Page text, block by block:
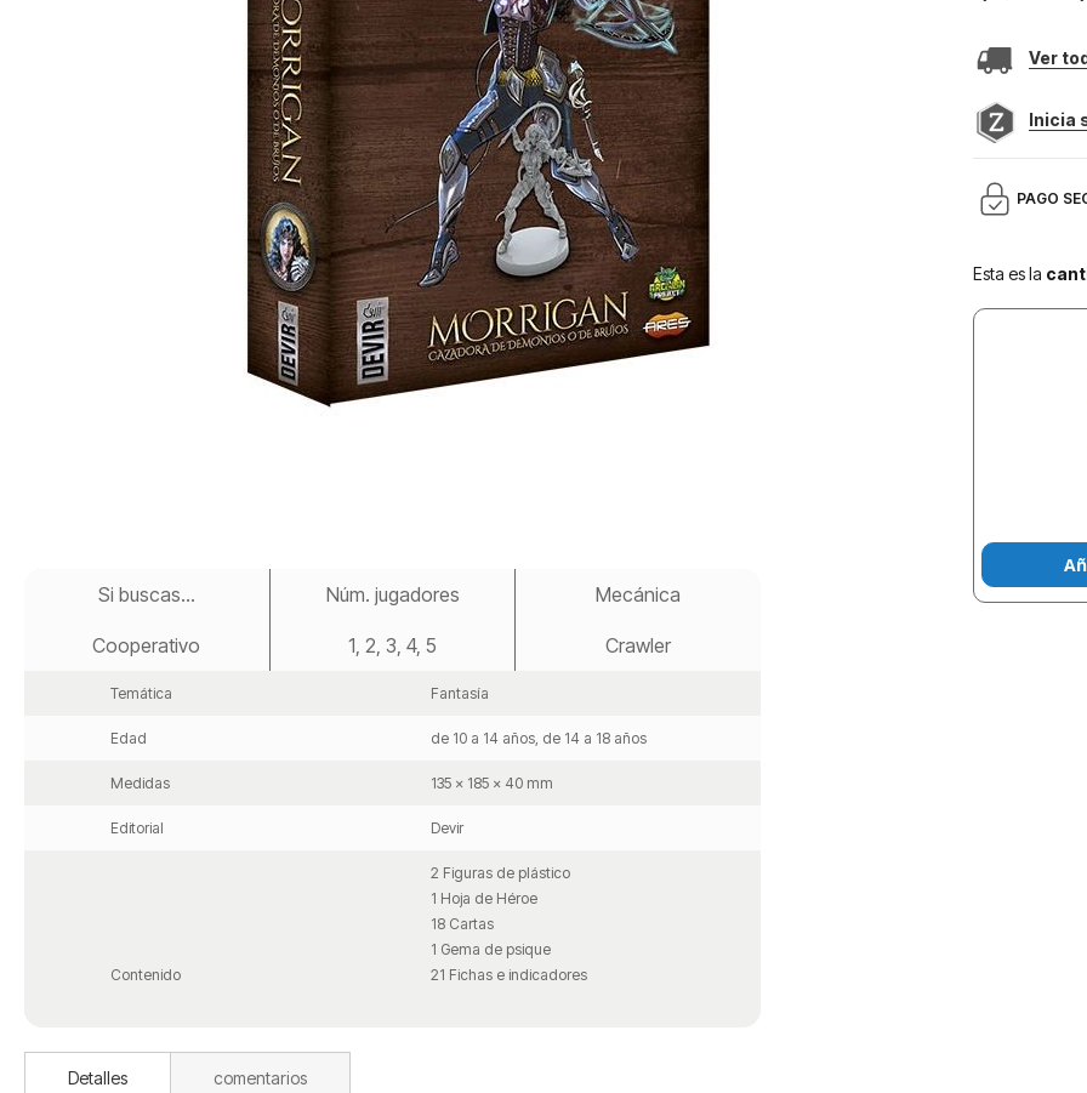
Ver
Inicia
PAGO
Esta es la
Si buscas...
Cooperativo
Núm. jugadores
1, 2, 3, 4, 5
Mecánica
Crawler
Temática Fantasía
Edad de 10 a 14 años, de 14 a 18 años
Medidas 135 x 185 x 40 mm
Editorial Devir
Contenido
2 Figuras de plástico
1 Hoja de Héroe
18 Cartas
1 Gema de psique
21 Fichas e indicadores
Detalles comentarios